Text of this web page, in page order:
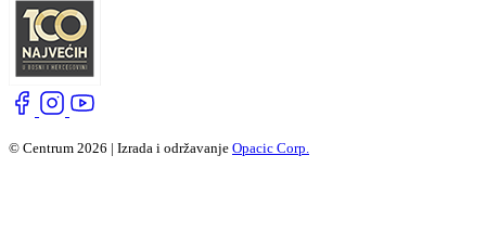
© Centrum 2026 | Izrada i održavanje Opacic Corp.